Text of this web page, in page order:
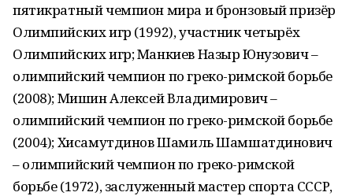
пятикратный чемпион мира и бронзовый призёр
Олимпийских игр (1992), участник четырёх
Олимпийских игр; Манкиев Назыр Юнузович –
олимпийский чемпион по греко-римской борьбе
(2008); Мишин Алексей Владимирович –
олимпийский чемпион по греко-римской борьбе
(2004); Хисамутдинов Шамиль Шамшатдинович
– олимпийский чемпион по греко-римской
борьбе (1972), заслуженный мастер спорта СССР,